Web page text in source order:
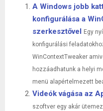
A Windows jobb
konfigurálása a
szerkesztővel Egy
konfigurálási
WinContextTweaker
hozzáadhatunk a helyi
menü alapértelmezett
Videók vágása az
szoftver egy akár